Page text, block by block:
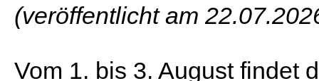
(veröffentlicht am
Vom 1. bis 3. August findet